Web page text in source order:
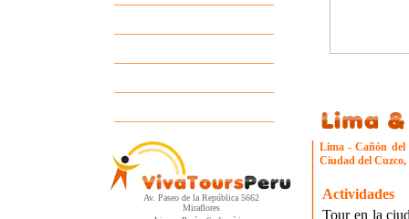
Av. Paseo de la República 5662
Miraflores
Lima - Cañón del
Ciudad del
Actividades
Tour en la